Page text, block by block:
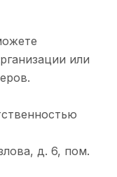
или
д. 6, пом.